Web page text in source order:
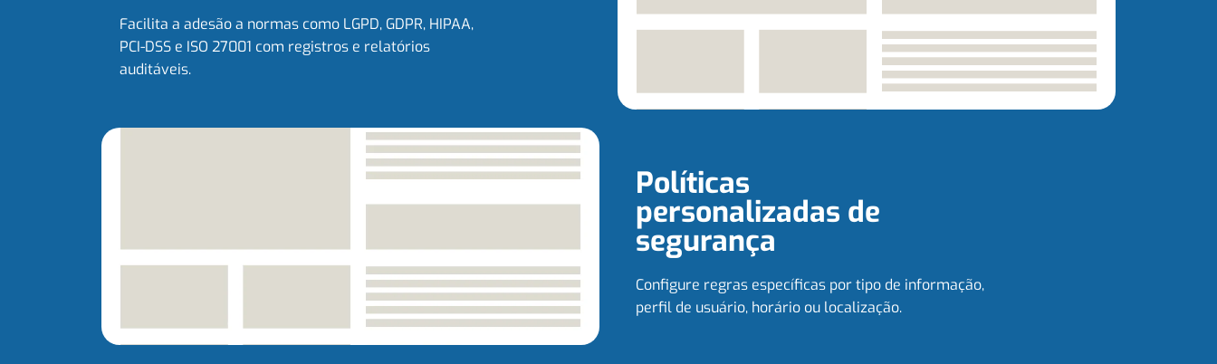
Facilita a adesão a normas como LGPD, GDPR, HIPAA,
PCI-DSS e ISO 27001 com registros e relatórios
auditáveis.
Políticas
personalizadas de
segurança
Configure regras específicas por tipo de informação,
perfil de usuário, horário ou localização.